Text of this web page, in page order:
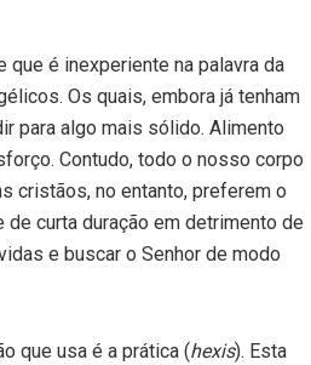
é inexperiente na palavra da
Os quais, embora já tenham
para algo mais sólido. Alimento
Contudo, todo o nosso corpo
cristãos, no entanto, preferem o
curta duração em detrimento de
e buscar o Senhor de modo
que usa é a prática (hexis). Esta